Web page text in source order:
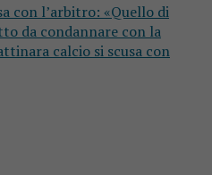
con l’arbitro: «Quello di
da condannare con la
calcio si scusa con